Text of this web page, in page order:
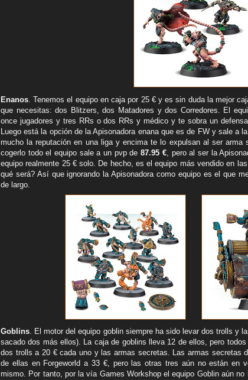
Enanos . Tenemos el equipo en caja por 25 € y es sin duda la mejor
que necesitas: dos Blitzers, dos Matadores y dos Corredores. El
once jugadores y tres RRs o dos RRs y médico y te sobra un
Luego está la opción de la Apisonadora enana que es de FW y sale a
mucho la reputación en una liga y encima te lo expulsan al ser arma
cogerlo todo el equipo sale a un pvp de87.95 €, pero al ser la
equipo realmente 25 € solo. De hecho, es el equipo más vendido en
qué será? Así que ignorando la Apisonadora como equipo es el que
de largo.
Goblins. El motor del equipo goblin siempre ha sido levar dos trolls y
sacado dos más ellos). La caja de goblins lleva 12 de ellos, pero
dos trolls a 20 € cada uno y las armas secretas. Las armas secretas
de ellas en Forgeworld a 33 €, pero las otras tres aún no están en
mismo. Por tanto, por la vía Games Workshop el equipo Goblin aún